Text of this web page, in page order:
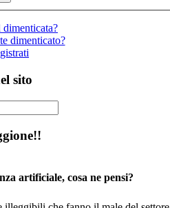
dimenticata?
dimenticato?
sito
artificiale, cosa ne pensi?